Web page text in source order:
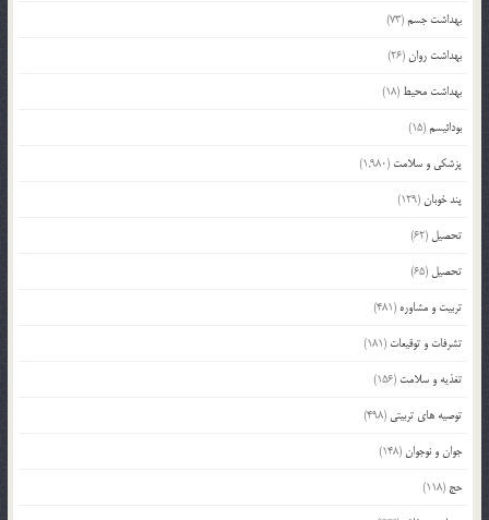
بهداشت جسم(73)
بهداشت روان(26)
بهداشت محیط (18)
بودائیسم(15)
پزشکی و سلامت (1,980)
پند خوبان(129)
تحصیل (62)
تحصیل (65)
تربیت و مشاوره (481)
تشرفات و توقیعات (181)
تغذیه و سلامت (156)
توصیه های تربیتی (498)
جوان و نوجوان(148)
حج (118)